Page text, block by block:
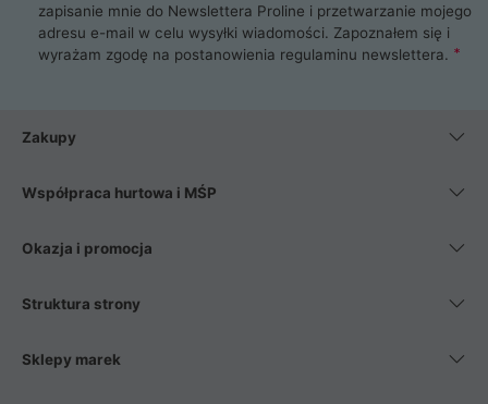
zapisanie mnie do Newslettera Proline i przetwarzanie mojego
adresu e-mail w celu wysyłki wiadomości. Zapoznałem się i
wyrażam zgodę na postanowienia regulaminu newslettera.
Zakupy
Współpraca hurtowa i MŚP
Okazja i promocja
Struktura strony
Sklepy marek